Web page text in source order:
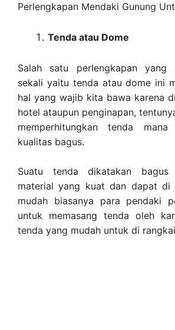
Perlengkapan Mendaki Gunung
Tenda atau Dome
Salah satu perlengkapan yang
sekali yaitu tenda atau dome ini
hal yang wajib kita bawa karena
hotel ataupun penginapan,
memperhitungkan tenda
kualitas bagus.
Suatu tenda dikatakan
material yang kuat dan dapat di
mudah biasanya para pendaki
untuk memasang tenda oleh
tenda yang mudah untuk di